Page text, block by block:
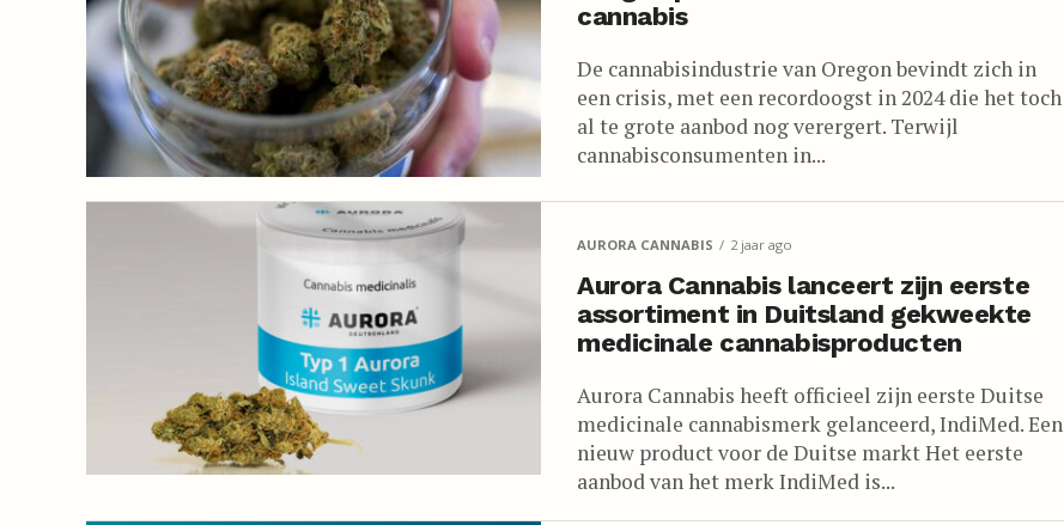
cannabis
De cannabisindustrie van Oregon bevindt zich in
een crisis, met een recordoogst in 2024 die het toch
al te grote aanbod nog verergert. Terwijl
cannabisconsumenten in...
AURORA CANNABIS 2 jaar ago
Aurora Cannabis lanceert zijn eerste
assortiment in Duitsland gekweekte
medicinale cannabisproducten
Aurora Cannabis heeft officieel zijn eerste Duitse
medicinale cannabismerk gelanceerd, IndiMed. Een
nieuw product voor de Duitse markt Het eerste
aanbod van het merk IndiMed is...